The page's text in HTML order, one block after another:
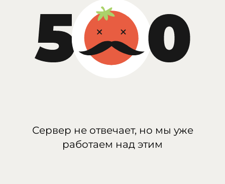
Сервер не отвечает, но мы уже
работаем над этим